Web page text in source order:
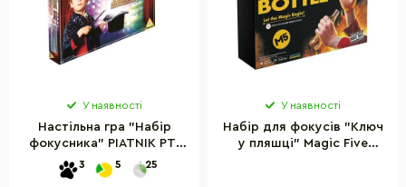
У наявності
Настільна гра "Набір
фокусника" PIATNIK PT-
774799, 100 веселих
фокусів
3 5 25
У наявності
Набір для фокусів "Ключ
у пляшці" Magic Five